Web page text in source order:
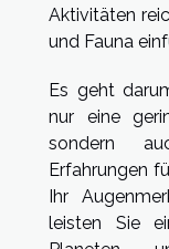
Aktivitäten
und Fauna
Es geht
nur eine
sondern
Erfahrungen
Ihr
leisten Sie